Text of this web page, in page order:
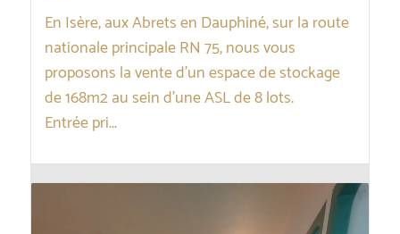
En Isère, aux Abrets en Dauphiné, sur la route
nationale principale RN 75, nous vous
proposons la vente d’un espace de stockage
de 168m2 au sein d’une ASL de 8 lots.
Entrée pri...